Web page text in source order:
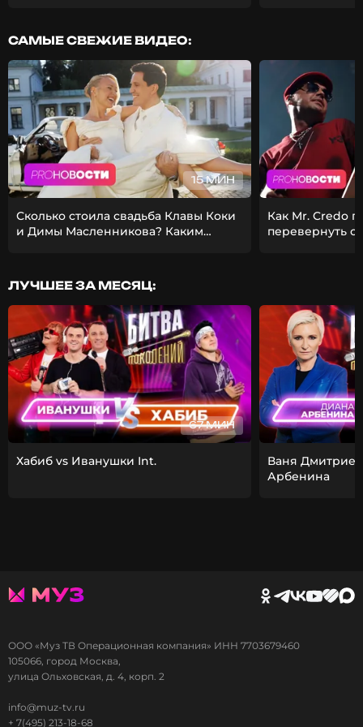
САМЫЕ СВЕЖИЕ ВИДЕО:
15 МИН
Сколько стоила свадьба Клавы Коки
и Димы Масленникова? Каким
Как Mr. Credo
перевернуть
ЛУЧШЕЕ ЗА МЕСЯЦ:
67 МИН
Хабиб vs Иванушки Int.
Ваня
Арбенина
ООО «Муз ТВ Операционная компания» ИНН 7703679460
105066, город Москва,
улица Ольховская, д. 4, корп. 2
info@muz-tv.ru
+ 7(495) 213-18-68